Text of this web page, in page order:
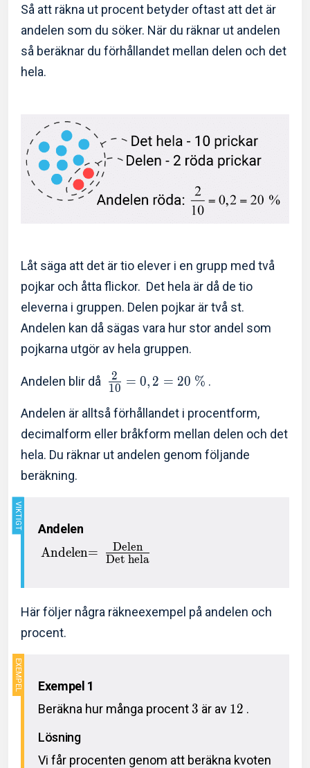
Så att räkna ut procent betyder oftast att det är
andelen som du söker. När du räknar ut andelen
så beräknar du förhållandet mellan delen och det
hela.
Låt säga att det är tio elever i en grupp med två
pojkar och åtta flickor. Det hela är då de tio
eleverna i gruppen. Delen pojkar är två st.
Andelen kan då sägas vara hur stor andel som
pojkarna utgör av hela gruppen.
Andelen blir då 10
2 = 0, 2 = 20 % .
Andelen är alltså förhållandet i procentform,
decimalform eller bråkform mellan delen och det
hela. Du räknar ut andelen genom följande
beräkning.
Andelen
Andelen= Det hela
Delen
Här följer några räkneexempel på andelen och
procent.
Exempel 1
Beräkna hur många procent3 är av 12 .
Lösning
Vi får procenten genom att beräkna kvoten